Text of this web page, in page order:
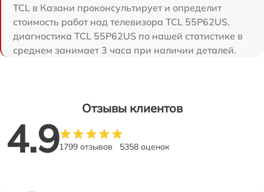
TCL в Казани проконсультирует и определит
стоимость работ над телевизора TCL 55P62US.
диагностика TCL 55P62US по нашей статистике в
среднем занимает 3 часа при наличии деталей.
Отзывы клиентов
4.91799 отзывов 5358 оценок